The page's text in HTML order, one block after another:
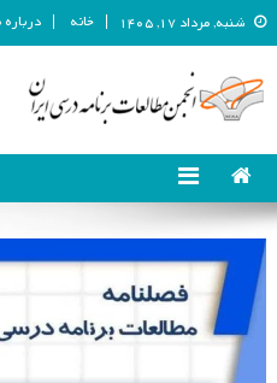
شنبه, مرداد ۱۷, ۱۴۰۵ خانه درباره
انجمن مطالعات